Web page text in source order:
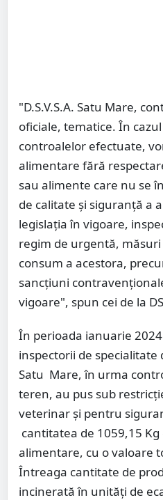
"D.S.V.S.A. Satu Mare,
oficiale, tematice. În
controalelor efectuate,
alimentare fără
sau alimente care nu se
de calitate și siguranță a
legislația în vigoare,
regim de urgentă,
consum a acestora,
sancțiuni
vigoare", spun cei de la
În perioada ianuarie
inspectorii de specialitate
Satu Mare, în urma
teren, au pus sub
veterinar și pentru
cantitatea de 1059,15
alimentare, cu o valoare
Întreaga cantitate de
incinerată în unități de